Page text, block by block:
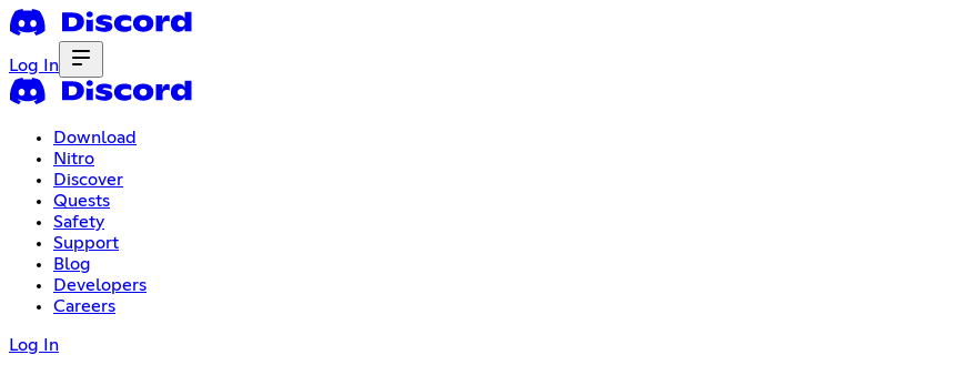
Log In
Download
Nitro
Discover
Quests
Safety
Support
Blog
Developers
Careers
Log In